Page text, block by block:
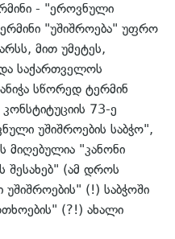
- "ეროვნული
"უშიშროება" უფრო
მით უმეტეს,
საქართველოს
სწორედ ტერმინ
73-ე
უშიშროების საბჭო",
"კანონი
შესახებ" (ამ დროს
უშიშროების" (!) საბჭოში
(?!) ახალი